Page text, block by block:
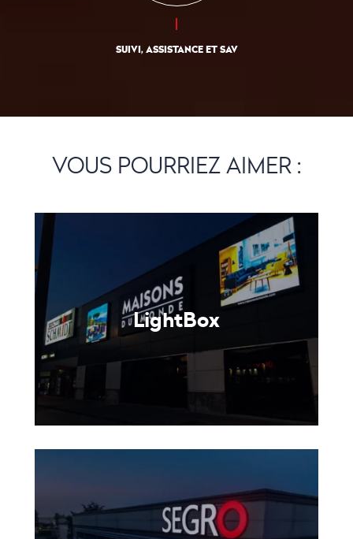
SUIVI, ASSISTANCE ET SAV
VOUS POURRIEZ AIMER :
LightBox